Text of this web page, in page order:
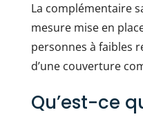
La complémentaire
mesure mise en
personnes à faibles
d’une couverture
Qu’est-ce